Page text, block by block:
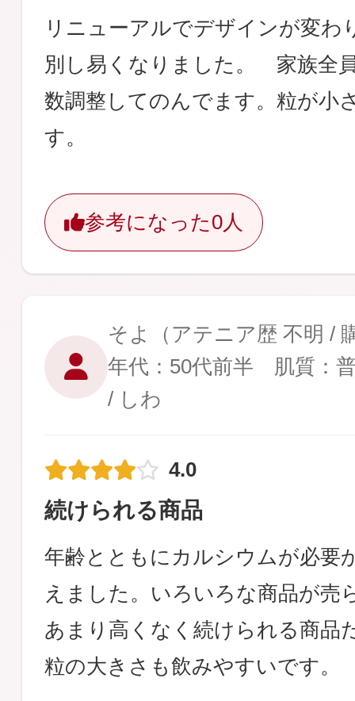
リニューアルでデザインが変わ
別し易くなりました。 家族全
数調整してのんでます。粒が小
す。
参考になった0人
そよ
（アテニア歴 不明 /
年代：50代前半 肌質：
/ しわ
4.0
続けられる商品
年齢とともにカルシウムが必要
えました。いろいろな商品が売
あまり高くなく続けられる商品
粒の大きさも飲みやすいです。